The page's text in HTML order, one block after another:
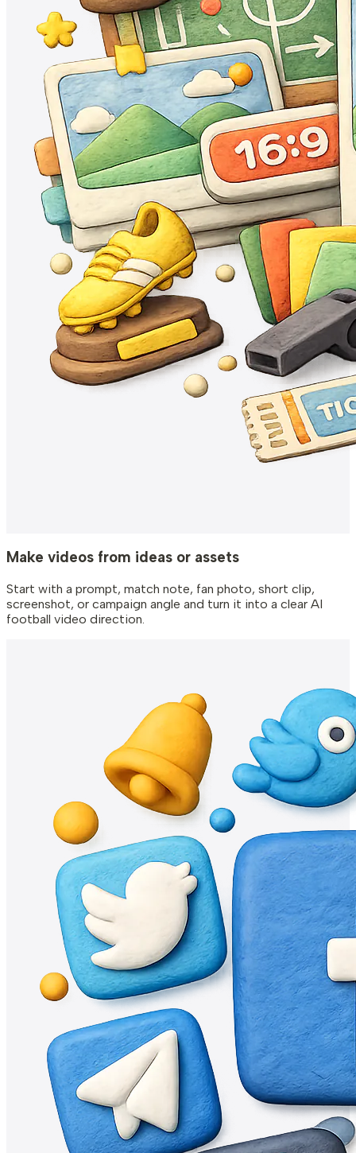
Make videos from ideas or assets
Start with a prompt, match note, fan photo, short clip,
screenshot, or campaign angle and turn it into a clear AI
football video direction.